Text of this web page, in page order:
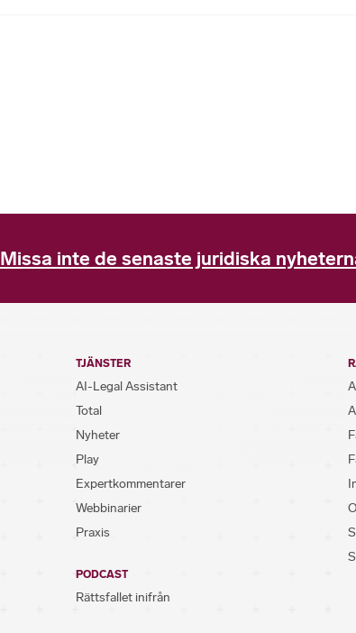
Missa inte de senaste juridiska
TJÄNSTER
AI-Legal Assistant
Total
Nyheter
Play
Expertkommentarer
Webbinarier
Praxis
PODCAST
Rättsfallet inifrån